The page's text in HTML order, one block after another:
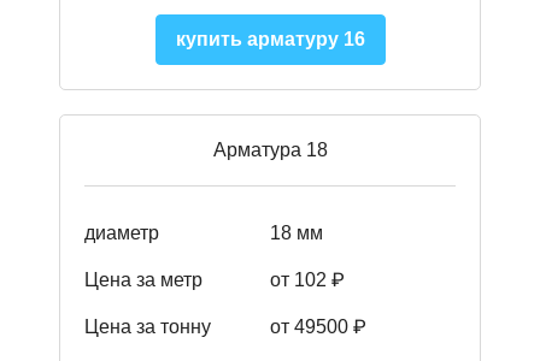
купить арматуру 16
Арматура 18
диаметр 18 мм
Цена за метр от 102 ₽
Цена за тонну от 49500 ₽